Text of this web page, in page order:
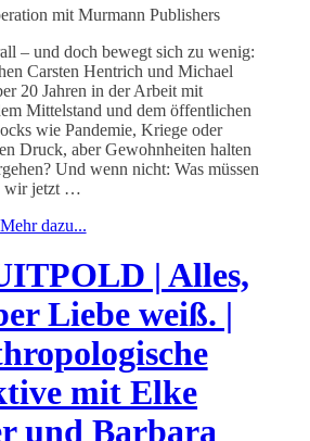
mit Murmann Publishers
– und doch bewegt sich zu wenig:
Carsten Hentrich und Michael
20 Jahren in der Arbeit mit
Mittelstand und dem öffentlichen
wie Pandemie, Kriege oder
Druck, aber Gewohnheiten halten
Und wenn nicht: Was müssen
wir jetzt …
Mehr dazu...
| Alles,
Liebe weiß. |
mit Elke
und Barbara